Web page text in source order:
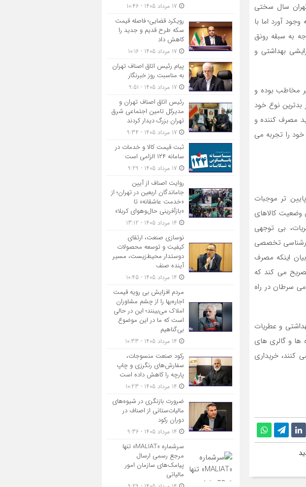
سال سختی
آورد اما با
به سبقه رونق
بهداشتی و
مخاطب بوده و
نوع خود
مصرف کننده و
خود را تجربه می
تر موجبات
وضعیت کالاهای
بی توجهی
تخصصی
اینکه مصرف
می کند که
تقلبی به سن ۱۴ سال رسیده و سونامی سرطان در راه
و عطریات
ها و گالری های
کنند، خریداری
رویکرد قضایی؛ فاصله قیمت
سکه طرح قدیم و جدید را
کاهش داد
پیام رئیس اتاق اصناف تهران
به مناسبت روز خبرنگار
رئیس اتاق اصناف تهران و
مدیرکل تامین اجتماعی شرق
تهران بزرگ دیدار کردند
ثبت قیمت کالا و خدمات در
سامانه ۱۲۴ الزامی است
روایت اصناف از آیین
جاماندگان اربعین در تهران؛ از
«خدمت عاشقانه» تا
«بازآفرینی حال‌وهوای کربلا»
نوسازی صنعت، ارتقای
کیفیت و توسعه محصولات
دوستدار محیط‌زیست، مسیر
آینده صنف
مردم افزایش بی رویه قیمت
اجاره‌بها را از چشم مشاوران
املاک می‌بینند؛ این در حالی
است که ما در این موضوع
بی‌گناهیم
رکود صنعت منسوجات،
سفارش‌های رنگرزی و چاپ
پارچه را کاهش داده است
ضرورت بازنگری در شیوه‌های
مالیات‌ستانی از اصناف در
دوران رکود
سرشماره «MALIAT» تنها
مرجع رسمی ارسال
پیامک‌های سازمان امور
مالیاتی